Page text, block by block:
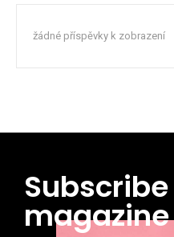
žádné příspěvky k zobrazení
magazine